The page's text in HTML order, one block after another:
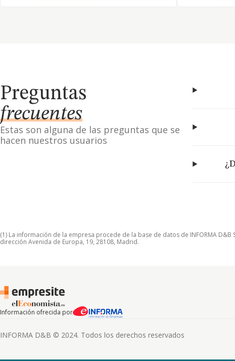
Preguntas
frecuentes
Estas son alguna de las preguntas que se
hacen nuestros usuarios
(1) La información de la empresa procede de la base de datos de INFORMA
dirección Avenida de Europa, 19, 28108, Madrid.
Información ofrecida por
INFORMA D&B © 2024. Todos los derechos reservados